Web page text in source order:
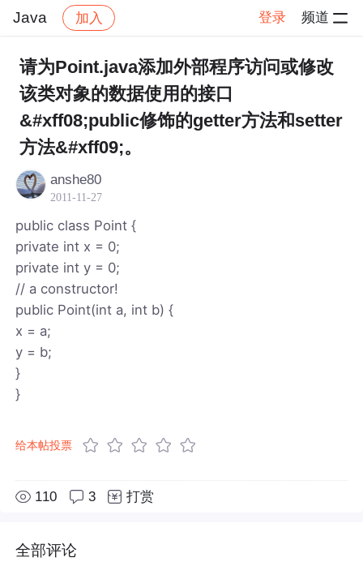
Java 加入 登录 频道
社区 Java 帖子详情
请为Point.java添加外部程序访问或修改
该类对象的数据使用的接口
&#xff08;public修饰的getter方法和setter
方法&#xff09;。
anshe80
2011-11-27
public class Point {
private int x = 0;
private int y = 0;
// a constructor!
public Point(int a, int b) {
x = a;
y = b;
}
}
给本帖投票
110 3 打赏
全部评论